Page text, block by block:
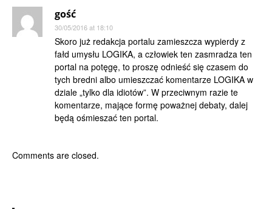
gość
30/05/2016 at 18:10
Skoro już redakcja portalu zamieszcza wypierdy z
fałd umysłu LOGIKA, a człowiek ten zasmradza ten
portal na potęgę, to proszę odnieść się czasem do
tych bredni albo umieszczać komentarze LOGIKA w
dziale „tylko dla idiotów”. W przeciwnym razie te
komentarze, mające formę poważnej debaty, dalej
będą ośmieszać ten portal.
Comments are closed.